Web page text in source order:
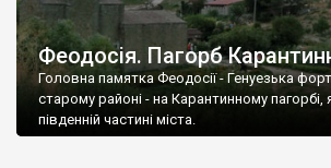
Феодосія. Пагорб
Головна памятка Феодосії - Генуезька
старому районі - на Карантинному пагорбі,
південній частині міста.